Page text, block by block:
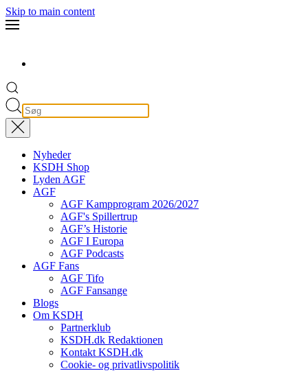
Skip to main content
Nyheder
KSDH Shop
Lyden AGF
AGF
AGF Kampprogram 2026/2027
AGF's Spillertrup
AGF’s Historie
AGF I Europa
AGF Podcasts
AGF Fans
AGF Tifo
AGF Fansange
Blogs
Om KSDH
Partnerklub
KSDH.dk Redaktionen
Kontakt KSDH.dk
Cookie- og privatlivspolitik